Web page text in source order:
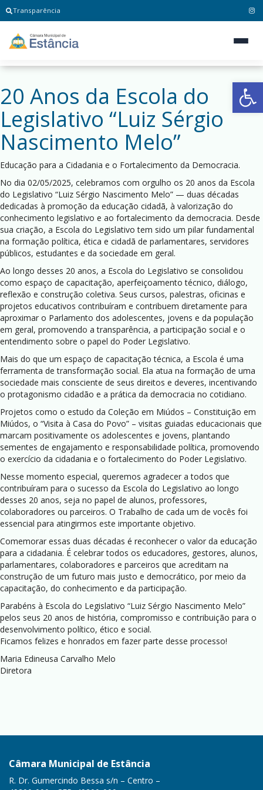
Transparência
20 Anos da Escola do
Legislativo “Luiz Sérgio
Nascimento Melo”
Educação para a Cidadania e o Fortalecimento da Democracia.
No dia 02/05/2025, celebramos com orgulho os 20 anos da Escola
do Legislativo “Luiz Sérgio Nascimento Melo” — duas décadas
dedicadas à promoção da educação cidadã, à valorização do
conhecimento legislativo e ao fortalecimento da democracia. Desde
sua criação, a Escola do Legislativo tem sido um pilar fundamental
na formação política, ética e cidadã de parlamentares, servidores
públicos, estudantes e da sociedade em geral.
Ao longo desses 20 anos, a Escola do Legislativo se consolidou
como espaço de capacitação, aperfeiçoamento técnico, diálogo,
reflexão e construção coletiva. Seus cursos, palestras, oficinas e
projetos educativos contribuíram e contribuem diretamente para
aproximar o Parlamento dos adolescentes, jovens e da população
em geral, promovendo a transparência, a participação social e o
entendimento sobre o papel do Poder Legislativo.
Mais do que um espaço de capacitação técnica, a Escola é uma
ferramenta de transformação social. Ela atua na formação de uma
sociedade mais consciente de seus direitos e deveres, incentivando
o protagonismo cidadão e a prática da democracia no cotidiano.
Projetos como o estudo da Coleção em Miúdos – Constituição em
Miúdos, o “Visita à Casa do Povo” – visitas guiadas educacionais que
marcam positivamente os adolescentes e jovens, plantando
sementes de engajamento e responsabilidade política, promovendo
o exercício da cidadania e o fortalecimento do Poder Legislativo.
Nesse momento especial, queremos agradecer a todos que
contribuíram para o sucesso da Escola do Legislativo ao longo
desses 20 anos, seja no papel de alunos, professores,
colaboradores ou parceiros. O Trabalho de cada um de vocês foi
essencial para atingirmos este importante objetivo.
Comemorar essas duas décadas é reconhecer o valor da educação
para a cidadania. É celebrar todos os educadores, gestores, alunos,
parlamentares, colaboradores e parceiros que acreditam na
construção de um futuro mais justo e democrático, por meio da
capacitação, do conhecimento e da participação.
Parabéns à Escola do Legislativo “Luiz Sérgio Nascimento Melo”
pelos seus 20 anos de história, compromisso e contribuição para o
desenvolvimento político, ético e social.
Ficamos felizes e honrados em fazer parte desse processo!
Maria Edineusa Carvalho Melo
Diretora
Câmara Municipal de Estância
R. Dr. Gumercindo Bessa s/n – Centro –